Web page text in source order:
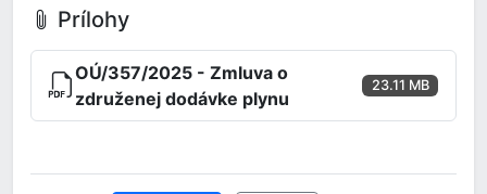
Prílohy
OÚ/357/2025 - Zmluva o
združenej dodávke plynu
23.11 MB